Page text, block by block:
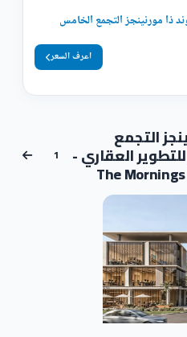
اعرف السعر
التجمع
العقاري -
The
1